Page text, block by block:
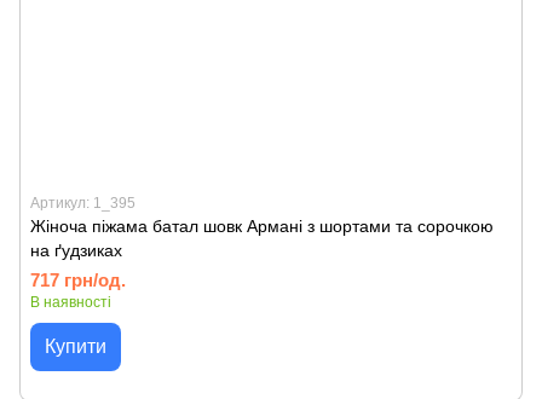
Артикул: 1_395
Жіноча піжама батал шовк Армані з шортами та сорочкою
на ґудзиках
717 грн/од.
В наявності
Купити